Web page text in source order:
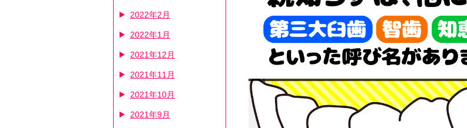
2022年2月
2022年1月
2021年12月
2021年11月
2021年10月
2021年9月